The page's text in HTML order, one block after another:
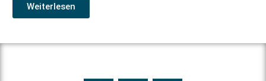
Weiterlesen